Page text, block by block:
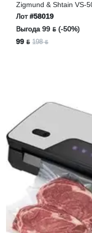
Zigmund & Shtain VS-
Profi
Лот#58019
Выгода 99 ƃ (-50%)
99 ƃ 198 ƃ